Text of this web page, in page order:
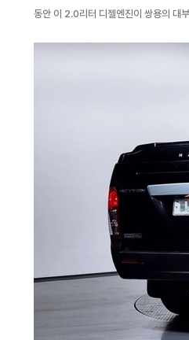
동안 이 2.0리터 디젤엔진이 쌍용의 대